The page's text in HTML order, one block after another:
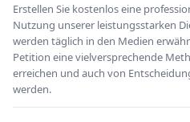
Erstellen Sie kostenlos eine
Nutzung unserer leistungsstarken
werden täglich in den Medien
Petition eine vielversprechende
erreichen und auch von
werden.